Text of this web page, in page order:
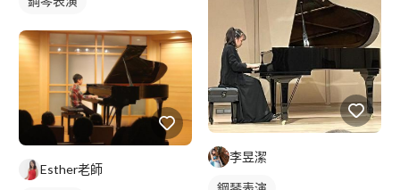
Esther老師
李昱潔